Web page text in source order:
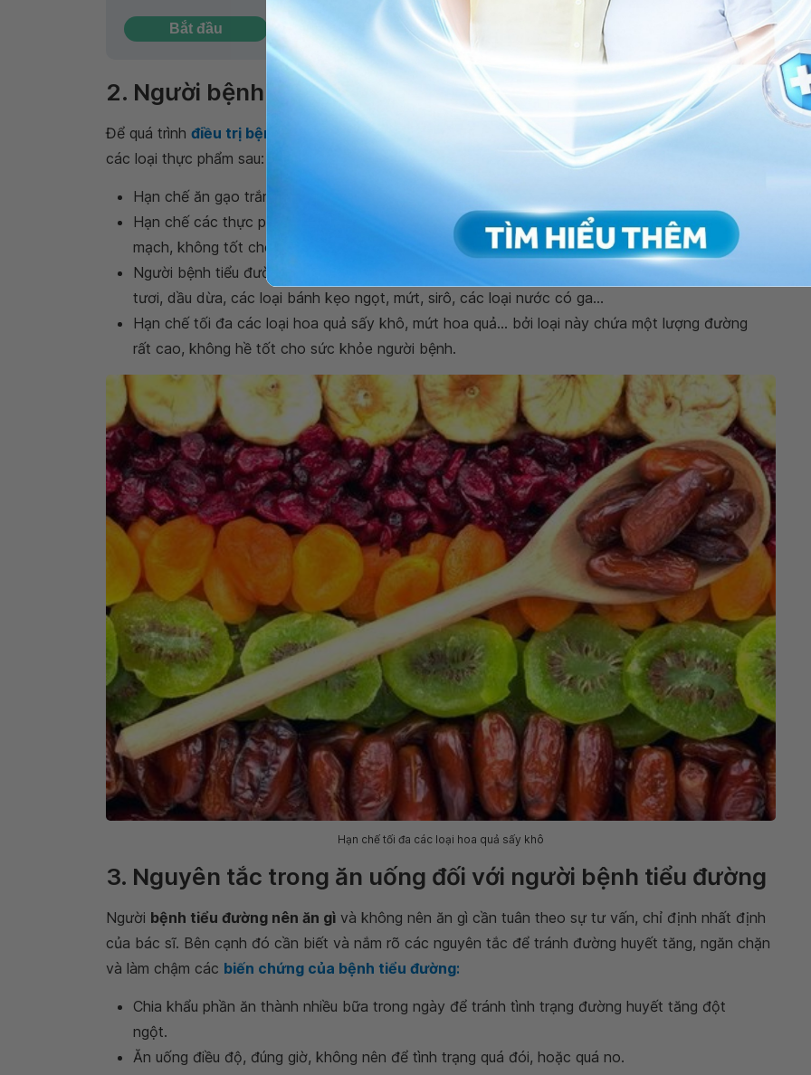
Bắt đầu
2. Người bệnh tiểu đường nên kiêng gì?
Để quá trình điều trị bệnh tiểu đường đạt kết quả tốt nhất, người bệnh tiểu đường cần hạn chế
các loại thực phẩm sau:
Hạn chế ăn gạo trắng, bánh mì, miến, bột sắn dây, các loại củ nướng
Hạn chế các thực phẩm chứa chất béo bão hòa, nhiều cholesterol gây nguy cơ tăng bệnh tim
mạch, không tốt cho sức khỏe nói chung và người bệnh tiểu đường nói riêng.
Người bệnh tiểu đường không nên ăn thịt lợn mỡ, phủ tạng động vật, da của gia cầm, kem
tươi, dầu dừa, các loại bánh kẹo ngọt, mứt, sirô, các loại nước có ga...
Hạn chế tối đa các loại hoa quả sấy khô, mứt hoa quả... bởi loại này chứa một lượng đường
rất cao, không hề tốt cho sức khỏe người bệnh.
Hạn chế tối đa các loại hoa quả sấy khô
3. Nguyên tắc trong ăn uống đối với người bệnh tiểu đường
Người bệnh tiểu đường nên ăn gì và không nên ăn gì cần tuân theo sự tư vấn, chỉ định nhất định
của bác sĩ. Bên cạnh đó cần biết và nắm rõ các nguyên tắc để tránh đường huyết tăng, ngăn chặn
và làm chậm các biến chứng của bệnh tiểu đường:
Chia khẩu phần ăn thành nhiều bữa trong ngày để tránh tình trạng đường huyết tăng đột
ngột.
Ăn uống điều độ, đúng giờ, không nên để tình trạng quá đói, hoặc quá no.